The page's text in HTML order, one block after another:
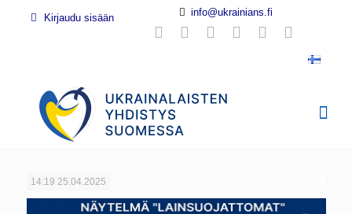
Kirjaudu sisään info@ukrainians.fi
14:19 25.04.2025